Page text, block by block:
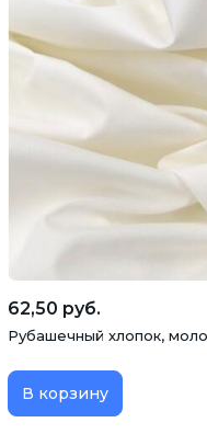
62,50 руб.
Рубашечный хлопок,
В корзину